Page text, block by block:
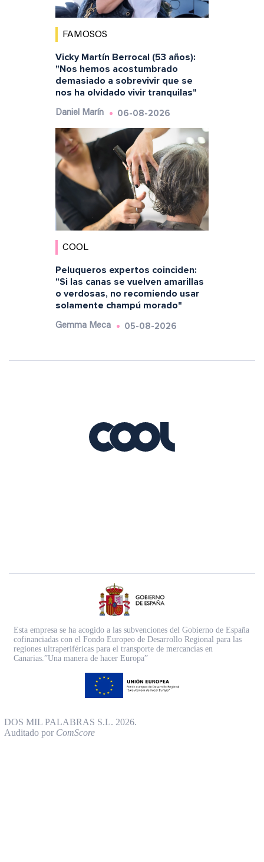
FAMOSOS
Vicky Martín Berrocal (53 años):
"Nos hemos acostumbrado
demasiado a sobrevivir que se
nos ha olvidado vivir tranquilas"
Daniel Marín 06-08-2026
COOL
Peluqueros expertos coinciden:
"Si las canas se vuelven amarillas
o verdosas, no recomiendo usar
solamente champú morado"
Gemma Meca 05-08-2026
Esta empresa se ha acogido a las subvenciones del Gobierno de España
cofinanciadas con el Fondo Europeo de Desarrollo Regional para las
regiones ultraperiféricas para el transporte de mercancías en
Canarias.”Una manera de hacer Europa”
DOS MIL PALABRAS S.L. 2026.
Auditado por ComScore